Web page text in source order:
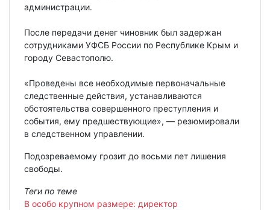
администрации.
После передачи денег чиновник был задержан
сотрудниками УФСБ России по Республике Крым и
городу Севастополю.
«Проведены все необходимые первоначальные
следственные действия, устанавливаются
обстоятельства совершенного преступления и
события, ему предшествующие», — резюмировали
в следственном управлении.
Подозреваемому грозит до восьми лет лишения
свободы.
Теги по теме
В особо крупном размере: директор